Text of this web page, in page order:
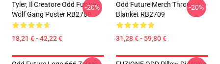
Tyler, Il Creatore Odd Future
Wolf Gang Poster RB2709
18,21 € - 42,22 €
-20%
Odd Future Merch Throw
Blanket RB2709
31,28 € - 59,80 €
-20%